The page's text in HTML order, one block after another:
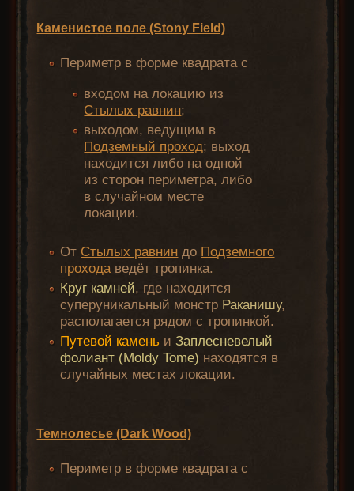
Каменистое поле (Stony Field)
Периметр в форме квадрата с
входом на локацию из
Стылых равнин;
выходом, ведущим в
Подземный проход; выход
находится либо на одной
из сторон периметра, либо
в случайном месте
локации.
От Стылых равнин до Подземного
проходаведёт тропинка.
Круг камней, где находится
суперуникальный монстр Раканишу,
располагается рядом с тропинкой.
Путевой камень иЗаплесневелый
фолиант (Moldy Tome) находятся в
случайных местах локации.
Темнолесье (Dark Wood)
Периметр в форме квадрата с